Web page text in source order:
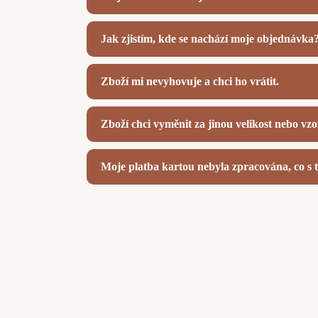
Jak zjistím, kde se nachází moje objednávka?
Zboží mi nevyhovuje a chci ho vrátit.
Zboží chci vyměnit za jinou velikost nebo
Moje platba kartou nebyla zpracována, co s